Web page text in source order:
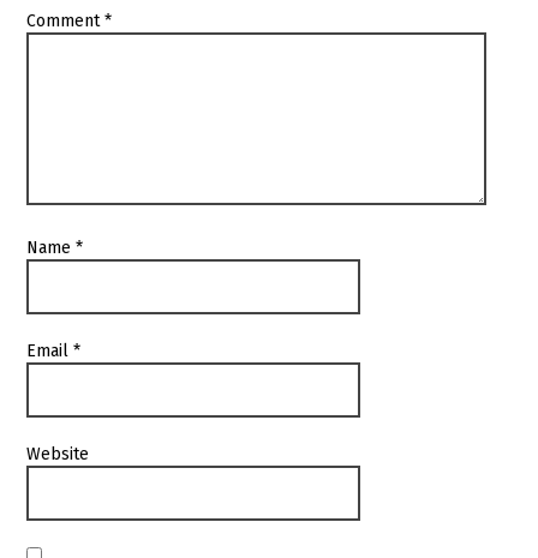
Comment*
Name*
Email*
Website